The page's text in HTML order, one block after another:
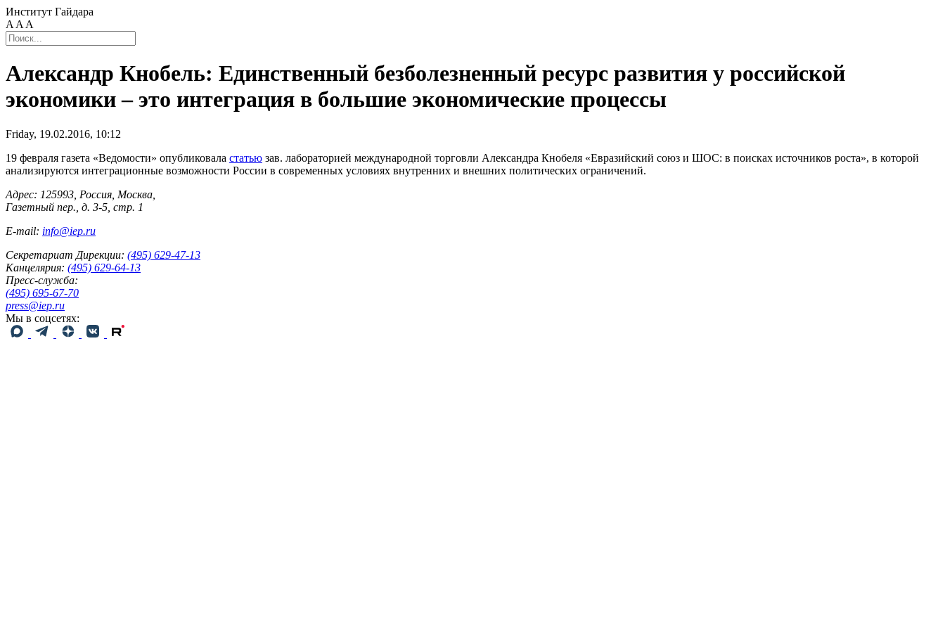
Институт Гайдара
A A A
Александр Кнобель: Единственный безболезненный ресурс развития у российской
экономики – это интеграция в большие экономические процессы
Friday, 19.02.2016, 10:12
19 февраля газета «Ведомости» опубликовала статью зав. лабораторией международной торговли Александра Кнобеля «Евразийский союз и ШОС: в поисках источников роста», в которой
анализируются интеграционные возможности России в современных условиях внутренних и внешних политических ограничений.
Адрес: 125993, Россия, Москва,
Газетный пер., д. 3-5, стр. 1
E-mail: info@iep.ru
Секретариат Дирекции: (495) 629-47-13
Канцелярия: (495) 629-64-13
Пресс-служба:
(495) 695-67-70
press@iep.ru
Мы в соцсетях: